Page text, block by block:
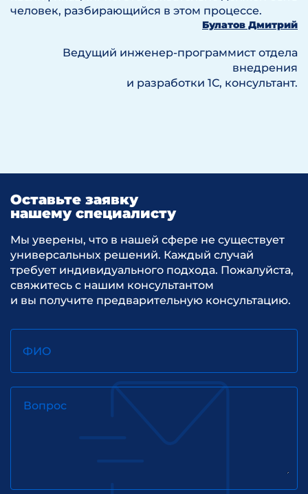
человек, разбирающийся в этом процессе.
Булатов Дмитрий
Ведущий инженер-программист отдела
внедрения
и разработки 1С, консультант.
Оставьте заявку
нашему специалисту
Мы уверены, что в нашей сфере не существует
универсальных решений. Каждый случай
требует индивидуального подхода. Пожалуйста,
свяжитесь с нашим консультантом
и вы получите предварительную консультацию.
ФИО
Вопрос